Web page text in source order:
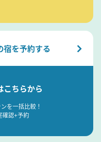
宿を予約する
こちらから
を一括比較！
確認+予約